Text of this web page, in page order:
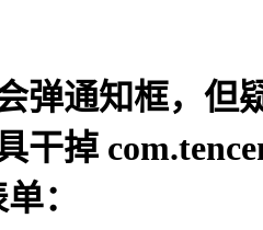
弹通知框，但
干掉
：